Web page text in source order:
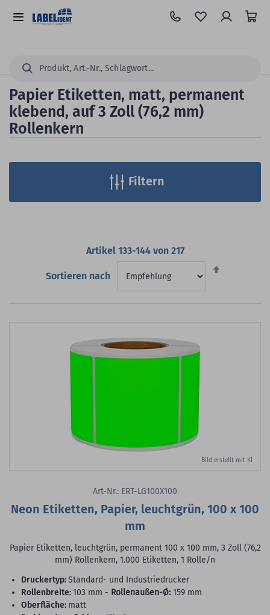
Hauptinhalt
springen
Alle
Suchen...
Papier Etiketten, matt, permanent
klebend, auf 3 Zoll (76,2 mm)
Rollenkern
Artikel 133-144von 217
Sortieren nach
Bild erstellt mit KI
Art-Nr.: ERT-LG100X100
Neon Etiketten, Papier, leuchtgrün, 100 x 100
mm
Papier Etiketten, leuchtgrün, permanent 100 x 100 mm, 3 Zoll (76,2
mm) Rollenkern, 1.000 Etiketten, 1 Rolle/n
Druckertyp:Standard- und Industriedrucker
Rollenbreite:103 mm - Rollenaußen-Ø: 159 mm
Oberfläche: matt
Filtern